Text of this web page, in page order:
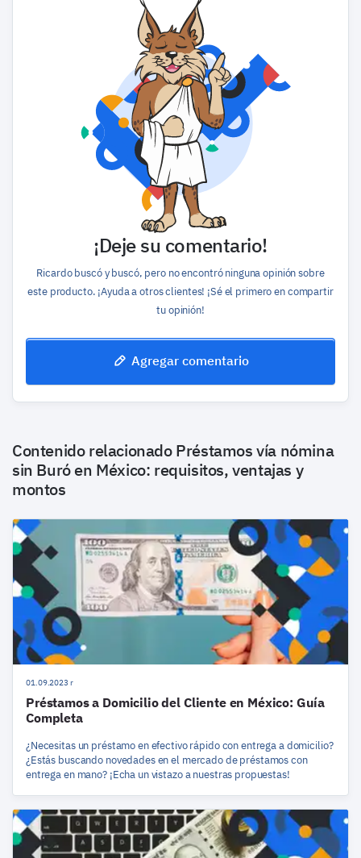
¡Deje su comentario!
Ricardo buscó y buscó, pero no encontró ninguna opinión sobre
este producto. ¡Ayuda a otros clientes! ¡Sé el primero en compartir
tu opinión!
Agregar comentario
Contenido relacionadoPréstamos vía nómina
sin Buró en México: requisitos, ventajas y
montos
01.09.2023 r
Préstamos a Domicilio del Cliente en México: Guía
Completa
¿Necesitas un préstamo en efectivo rápido con entrega a domicilio?
¿Estás buscando novedades en el mercado de préstamos con
entrega en mano? ¡Echa un vistazo a nuestras propuestas!